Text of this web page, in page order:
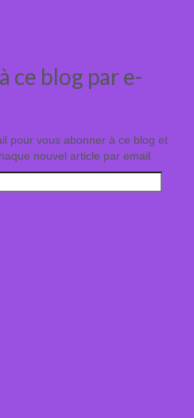
ce blog par e-
pour vous abonner à ce blog et
nouvel article par email.